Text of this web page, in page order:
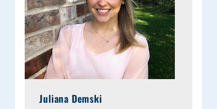
Juliana Demski